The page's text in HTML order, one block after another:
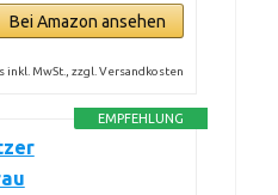
Bei Amazon ansehen
inkl. MwSt., zzgl. Versandkosten
EMPFEHLUNG